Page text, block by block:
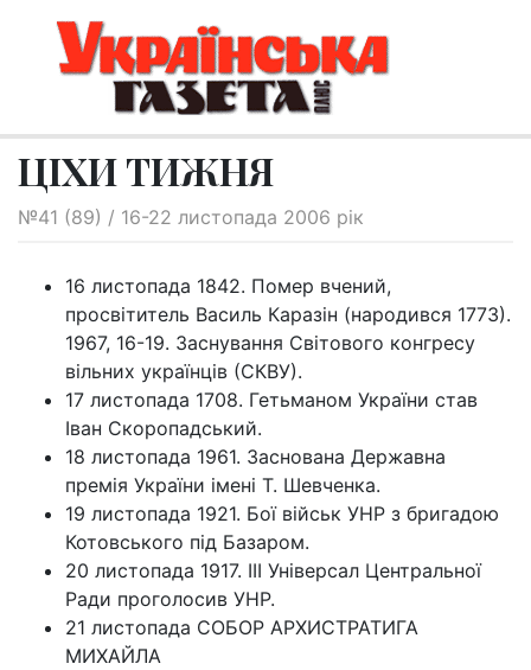
ЦІХИ ТИЖНЯ
№41 (89) / 16-22 листопада 2006 рік
16 листопада 1842. Помер вчений,
просвітитель Василь Каразін (народився 1773).
1967, 16-19. Заснування Світового конгресу
вільних українців (СКВУ).
17 листопада 1708. Гетьманом України став
Іван Скоропадський.
18 листопада 1961. Заснована Державна
премія України імені Т. Шевченка.
19 листопада 1921. Бої військ УНР з бригадою
Котовського під Базаром.
20 листопада 1917. ІІІ Універсал Центральної
Ради проголосив УНР.
21 листопада СОБОР АРХИСТРАТИГА
МИХАЙЛА